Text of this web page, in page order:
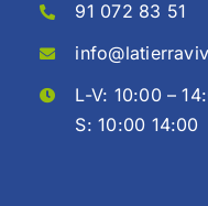
91 072 83 51
L-V: 10:00 –
S: 10:00 14:00